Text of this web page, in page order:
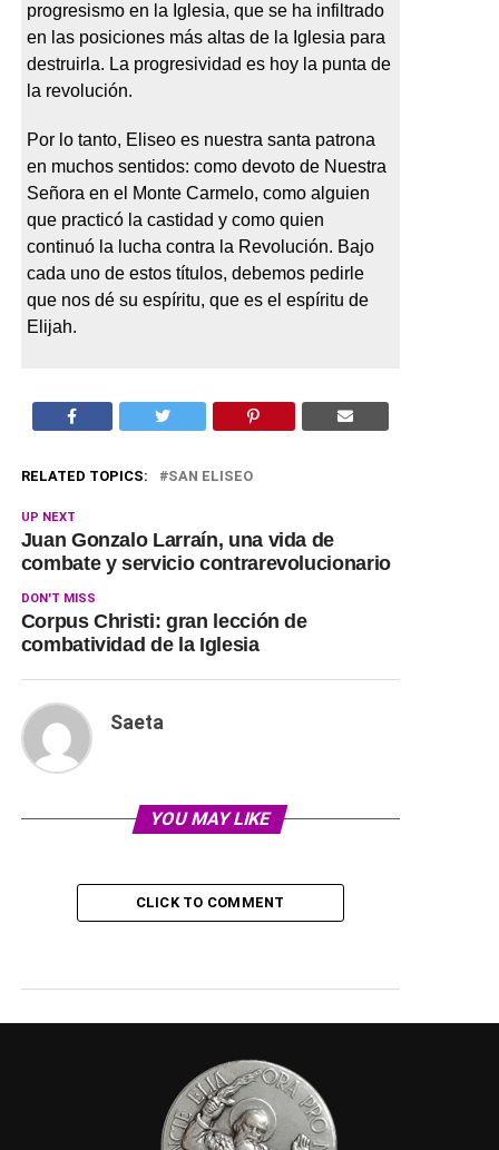
progresismo en la Iglesia, que se ha infiltrado
en las posiciones más altas de la Iglesia para
destruirla. La progresividad es hoy la punta de
la revolución.
Por lo tanto, Eliseo es nuestra santa patrona
en muchos sentidos: como devoto de Nuestra
Señora en el Monte Carmelo, como alguien
que practicó la castidad y como quien
continuó la lucha contra la Revolución. Bajo
cada uno de estos títulos, debemos pedirle
que nos dé su espíritu, que es el espíritu de
Elijah.
RELATED TOPICS: SAN ELISEO
UP NEXT
Juan Gonzalo Larraín, una vida de
combate y servicio contrarevolucionario
DON'T MISS
Corpus Christi: gran lección de
combatividad de la Iglesia
Saeta
YOU MAY LIKE
CLICK TO COMMENT